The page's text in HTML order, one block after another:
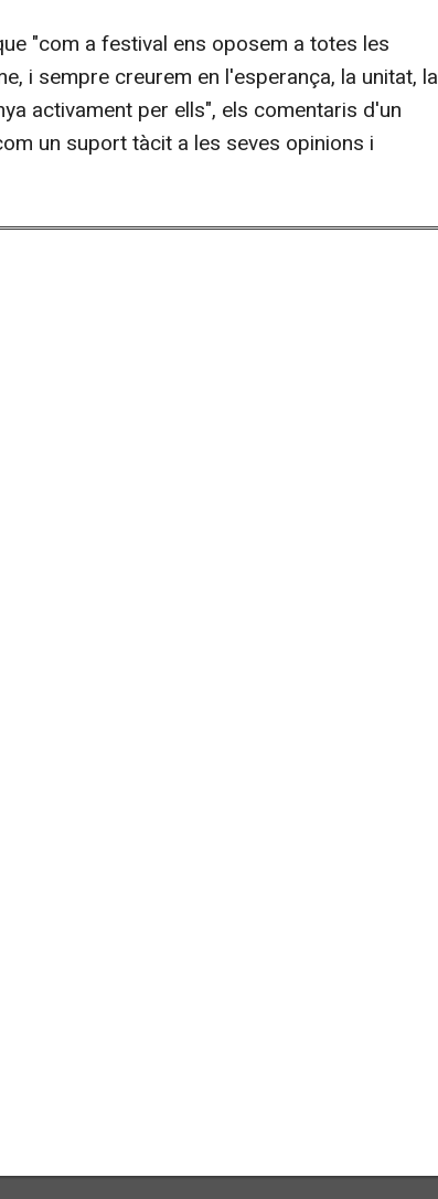
"com a festival ens oposem a totes les
i sempre creurem en l'esperança, la unitat, la
activament per ells", els comentaris d'un
un suport tàcit a les seves opinions i